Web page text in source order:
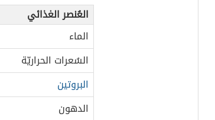
العُنصر الغذائي
الماء
السُعرات الحراريّة
البروتين
الدهون